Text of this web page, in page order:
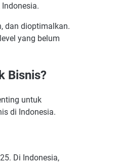
dan dioptimalkan.
yang belum
Bisnis?
untuk
di Indonesia.
Di Indonesia,